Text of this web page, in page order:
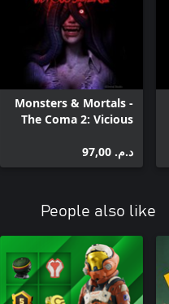
Monsters & Mortals -
The Coma 2: Vicious
د.م.‏ 97,00
People also like